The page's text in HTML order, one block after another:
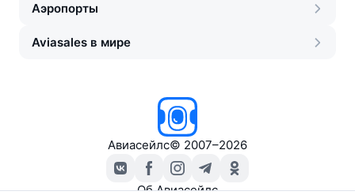
Аэропорты
Aviasales в мире
Авиасейлс© 2007–2026
Об Авиасейлс